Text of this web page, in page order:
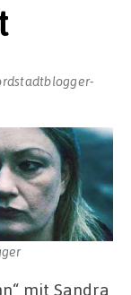
mit Sandra